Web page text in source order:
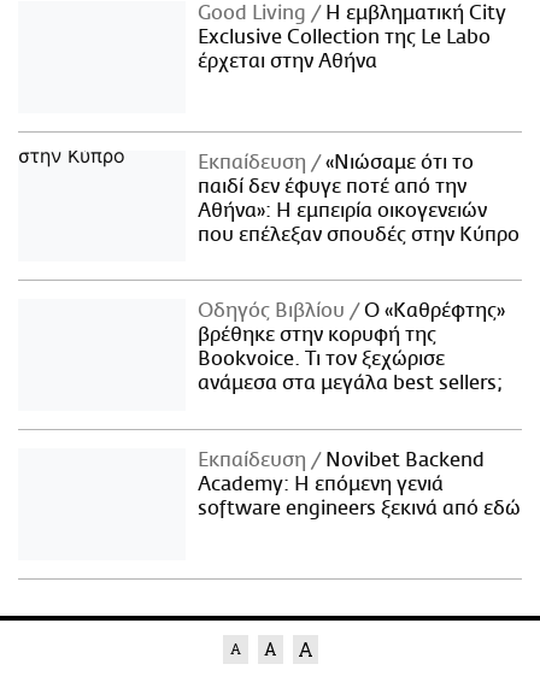
Good Living
Η εμβληματική City
Exclusive Collection της Le Labo
έρχεται στην Αθήνα
Εκπαίδευση
«Νιώσαμε ότι το
παιδί δεν έφυγε ποτέ από την
Αθήνα»: Η εμπειρία οικογενειών
που επέλεξαν σπουδές στην Κύπρο
Οδηγός Βιβλίου
Ο «Καθρέφτης»
βρέθηκε στην κορυφή της
Bookvoice. Τι τον ξεχώρισε
ανάμεσα στα μεγάλα best sellers;
Εκπαίδευση
Novibet Backend
Academy: Η επόμενη γενιά
software engineers ξεκινά από εδώ